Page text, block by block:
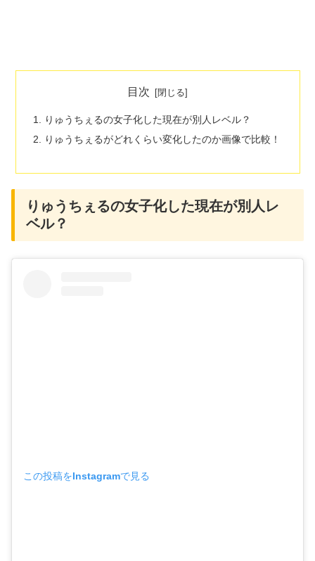
目次
りゅうちぇるの女子化した現在が別人レベル？
りゅうちぇるがどれくらい変化したのか画像で比較！
りゅうちぇるの女子化した現在が別人レ
ベル？
この投稿をInstagramで見る